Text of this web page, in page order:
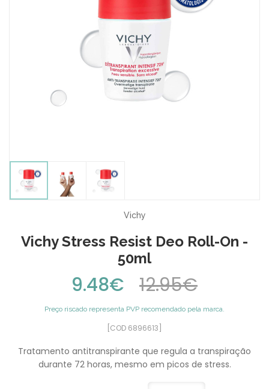
Vichy
Vichy Stress Resist Deo Roll-On -
50ml
9.48€ 12.95€
Preço riscado representa PVP recomendado pela marca.
[COD 6896613]
Tratamento antitranspirante que regula a transpiração
durante 72 horas, mesmo em picos de stress.